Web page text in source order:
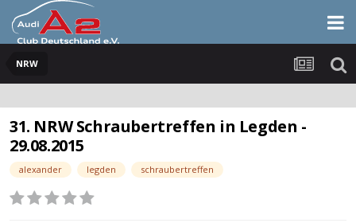
NRW
31. NRW Schraubertreffen in Legden -
29.08.2015
alexander legden schraubertreffen